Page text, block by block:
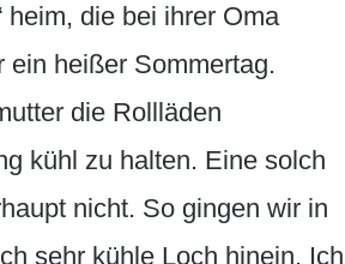
heim, die bei ihrer Oma
heißer Sommertag.
die Rollläden
kühl zu halten. Eine solch
nicht. So gingen wir in
sehr kühle Loch hinein. Ich